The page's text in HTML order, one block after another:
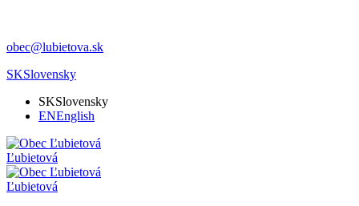
obec@lubietova.sk
SKSlovensky
SKSlovensky
ENEnglish
Ľubietová
Ľubietová